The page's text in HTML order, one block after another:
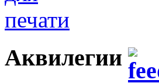
Аквилегии